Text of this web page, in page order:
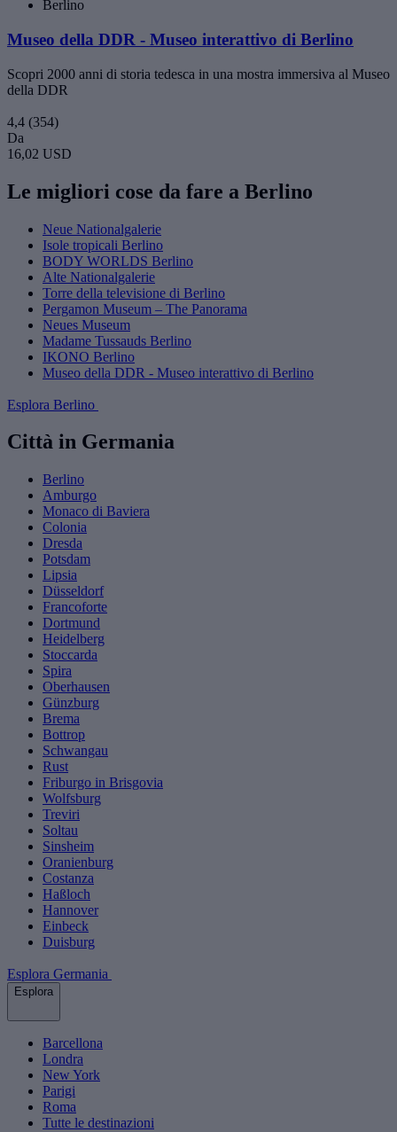
Berlino
Museo della DDR - Museo interattivo di Berlino
Scopri 2000 anni di storia tedesca in una mostra immersiva al Museo
della DDR
4,4 (354)
Da
16,02 USD
Le migliori cose da fare a Berlino
Neue Nationalgalerie
Isole tropicali Berlino
BODY WORLDS Berlino
Alte Nationalgalerie
Torre della televisione di Berlino
Pergamon Museum – The Panorama
Neues Museum
Madame Tussauds Berlino
IKONO Berlino
Museo della DDR - Museo interattivo di Berlino
Esplora Berlino
Città in Germania
Berlino
Amburgo
Monaco di Baviera
Colonia
Dresda
Potsdam
Lipsia
Düsseldorf
Francoforte
Dortmund
Heidelberg
Stoccarda
Spira
Oberhausen
Günzburg
Brema
Bottrop
Schwangau
Rust
Friburgo in Brisgovia
Wolfsburg
Treviri
Soltau
Sinsheim
Oranienburg
Costanza
Haßloch
Hannover
Einbeck
Duisburg
Esplora Germania
Esplora
Barcellona
Londra
New York
Parigi
Roma
Tutte le destinazioni